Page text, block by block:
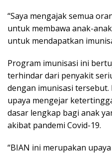
“Saya mengajak semua
untuk membawa anak-
untuk mendapatkan
Program imunisasi ini
terhindar dari penyakit
dengan imunisasi
upaya mengejar
dasar lengkap bagi anak
akibat pandemi Covid-19.
“BIAN ini merupakan